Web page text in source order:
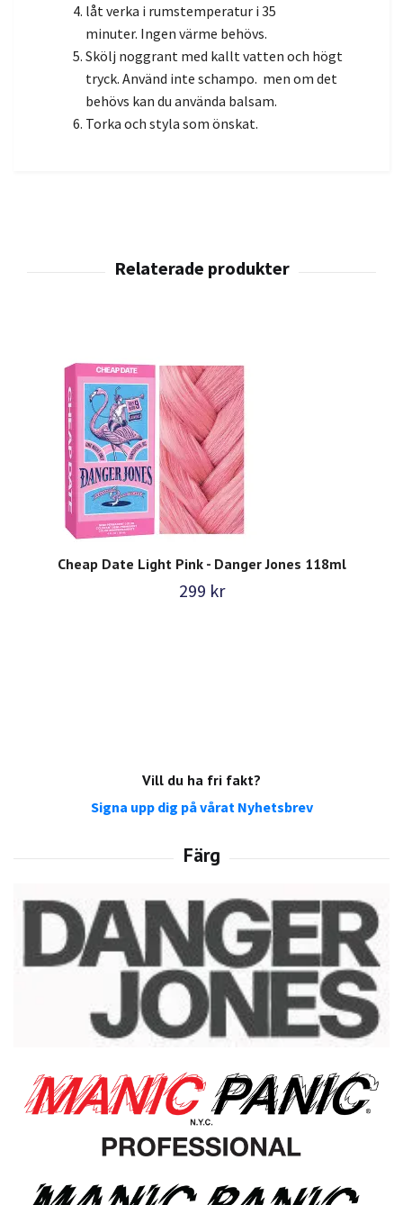
Vill du ha fri fakt?
Signa upp dig på vårat Nyhetsbrev
låt verka i rumstemperatur i 35
minuter. Ingen värme behövs.
Skölj noggrant med kallt vatten och högt
tryck. Använd inte schampo. men om det
behövs kan du använda balsam.
Torka och styla som önskat.
Cheap Date Light Pink - Danger Jones 118ml
299 kr